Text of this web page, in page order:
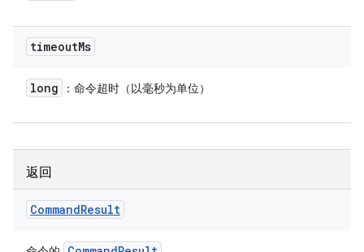
timeoutMs
long ：命令超时（以毫秒为单位）
返回
CommandResult